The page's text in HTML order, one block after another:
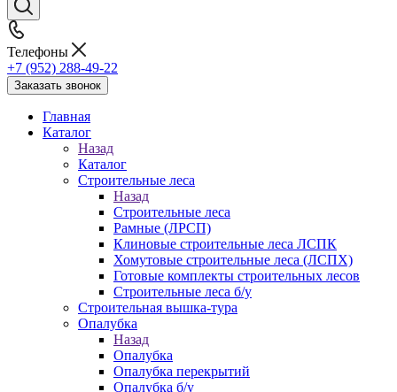
Телефоны
+7 (952) 288-49-22
Заказать звонок
Главная
Каталог
Назад
Каталог
Строительные леса
Назад
Строительные леса
Рамные (ЛРСП)
Клиновые строительные леса ЛСПК
Хомутовые строительные леса (ЛСПХ)
Готовые комплекты строительных лесов
Строительные леса б/у
Строительная вышка-тура
Опалубка
Назад
Опалубка
Опалубка перекрытий
Опалубка б/у